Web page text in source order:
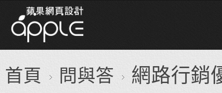
首頁 問與答 網路行銷